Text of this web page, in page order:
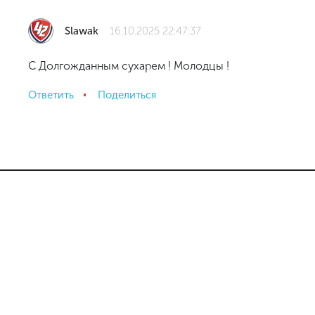
Slawak 16.10.2025 22:47:37
С Долгожданным сухарем ! Молодцы !
Ответить Поделиться